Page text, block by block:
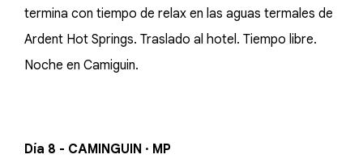
termina con tiempo de relax en las aguas termales de
Ardent Hot Springs. Traslado al hotel. Tiempo libre.
Noche en Camiguin.
Día 8 - CAMINGUIN · MP